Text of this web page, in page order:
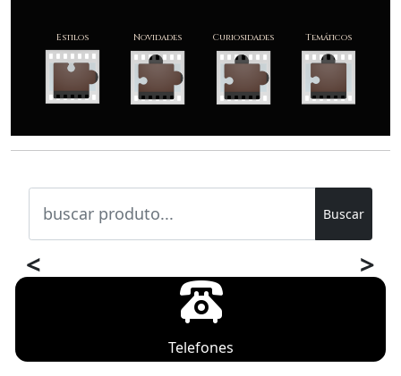
Estilos Novidades Curiosidades Temáticos
Buscar
Telefones
< >